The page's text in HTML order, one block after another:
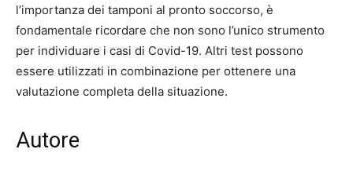
l’importanza dei tamponi al pronto soccorso, è
fondamentale ricordare che non sono l’unico strumento
per individuare i casi di Covid-19. Altri test possono
essere utilizzati in combinazione per ottenere una
valutazione completa della situazione.
Autore